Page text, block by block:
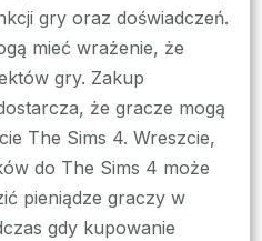
gry oraz doświadczeń.
mieć wrażenie, że
gry. Zakup
że gracze mogą
The Sims 4. Wreszcie,
do The Sims 4 może
pieniądze graczy w
gdy kupowanie